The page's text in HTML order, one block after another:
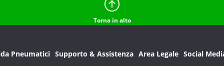
Torna in alto
Pneumatici Supporto & Assistenza Area Legale Social